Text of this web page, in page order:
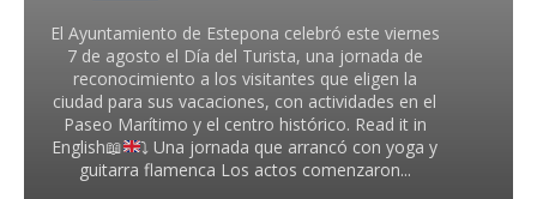
El Ayuntamiento de Estepona celebró este viernes
7 de agosto el Día del Turista, una jornada de
reconocimiento a los visitantes que eligen la
ciudad para sus vacaciones, con actividades en el
Paseo Marítimo y el centro histórico. Read it in
English📖 ⤵️ Una jornada que arrancó con yoga y
guitarra flamenca Los actos comenzaron...